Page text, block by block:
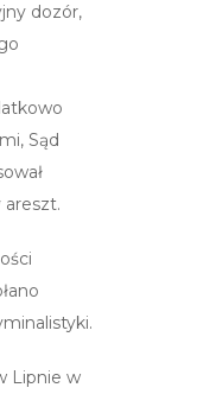
dozór,
Sąd
Lipnie w